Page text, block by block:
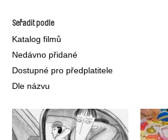
Seřadit podle
Katalog filmů
Nedávno přidané
Dostupné pro předplatitele
Dle názvu